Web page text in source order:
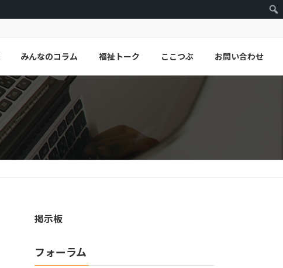
みんなのコラム 福祉トーク ここつぶ お問い合わせ
掲示板
フォーラム